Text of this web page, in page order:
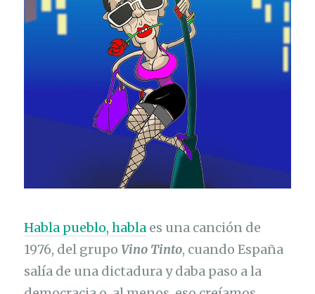
Habla pueblo, habla es una canción de
1976, del grupoVino Tinto, cuando España
salía de una dictadura y daba paso a la